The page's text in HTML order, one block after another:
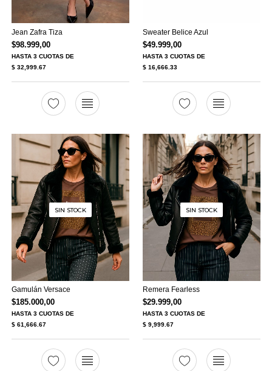
Jean Zafra Tiza
$98.999,00
HASTA 3 CUOTASDE
$ 32,999.67
Sweater Belice Azul
$49.999,00
HASTA3 CUOTAS DE
$ 16,666.33
SIN STOCK
Gamulán Versace
$185.000,00
HASTA 3 CUOTASDE
$ 61,666.67
SIN STOCK
Remera Fearless
$29.999,00
HASTA3 CUOTAS DE
$ 9,999.67